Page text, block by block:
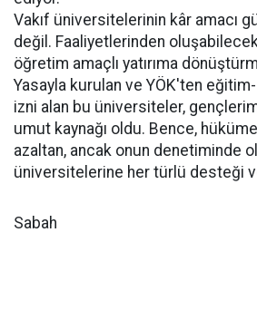
Vakıf üniversitelerinin kâr amacı
değil. Faaliyetlerinden
öğretim amaçlı yatırıma
Yasayla kurulan ve YÖK'ten
izni alan bu üniversiteler,
umut kaynağı oldu. Bence,
azaltan, ancak onun denetiminde
üniversitelerine her türlü desteği
Sabah